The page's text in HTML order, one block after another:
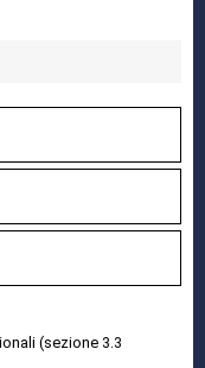
(sezione 3.3